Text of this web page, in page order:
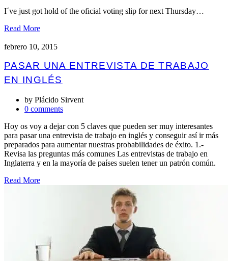
I´ve just got hold of the oficial voting slip for next Thursday…
Read More
febrero 10, 2015
PASAR UNA ENTREVISTA DE TRABAJO
EN INGLÉS
by Plácido Sirvent
0 comments
Hoy os voy a dejar con 5 claves que pueden ser muy interesantes
para pasar una entrevista de trabajo en inglés y conseguir así ir más
preparados para aumentar nuestras probabilidades de éxito. 1.-
Revisa las preguntas más comunes Las entrevistas de trabajo en
Inglaterra y en la mayoría de países suelen tener un patrón común.
Read More